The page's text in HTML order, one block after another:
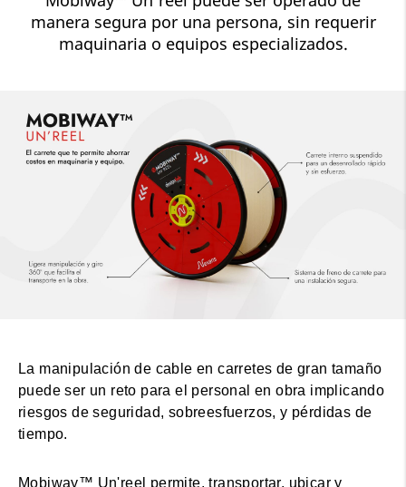
manera segura por una persona, sin requerir
maquinaria o equipos especializados.
La manipulación de cable en carretes de gran tamaño
puede ser un reto para el personal en obra implicando
riesgos de seguridad, sobreesfuerzos, y pérdidas de
tiempo.
Mobiway™ Un'reel permite, transportar, ubicar y